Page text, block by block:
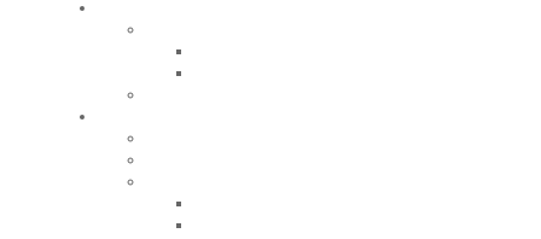
Besucher seit 20.09.1999: 19460188